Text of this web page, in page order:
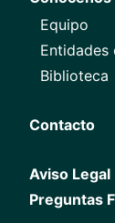
Equipo
Entidades
Biblioteca
Contacto
Aviso Legal
Preguntas